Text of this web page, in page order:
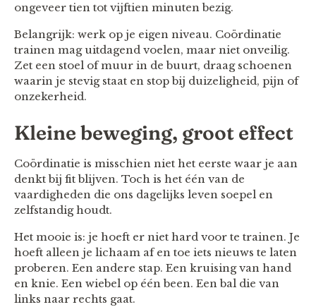
ongeveer tien tot vijftien minuten bezig.
Belangrijk: werk op je eigen niveau. Coördinatie
trainen mag uitdagend voelen, maar niet onveilig.
Zet een stoel of muur in de buurt, draag schoenen
waarin je stevig staat en stop bij duizeligheid, pijn of
onzekerheid.
Kleine beweging, groot effect
Coördinatie is misschien niet het eerste waar je aan
denkt bij fit blijven. Toch is het één van de
vaardigheden die ons dagelijks leven soepel en
zelfstandig houdt.
Het mooie is: je hoeft er niet hard voor te trainen. Je
hoeft alleen je lichaam af en toe iets nieuws te laten
proberen. Een andere stap. Een kruising van hand
en knie. Een wiebel op één been. Een bal die van
links naar rechts gaat.